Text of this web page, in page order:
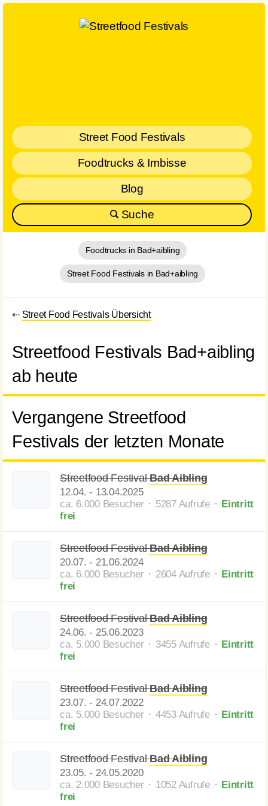
Street Food Festivals
Foodtrucks & Imbisse
Blog
Suche
Foodtrucks in Bad+aibling
Street Food Festivals in Bad+aibling
⇠ Street Food Festivals Übersicht
Streetfood Festivals Bad+aibling
ab heute
Vergangene Streetfood
Festivals der letzten Monate
Streetfood FestivalBad Aibling
12.04. - 13.04.2025
ca. 6.000 Besucher ⬝ 5287 Aufrufe ⬝ Eintritt
frei
Streetfood FestivalBad Aibling
20.07. - 21.06.2024
ca. 6.000 Besucher ⬝ 2604 Aufrufe ⬝ Eintritt
frei
Streetfood FestivalBad Aibling
24.06. - 25.06.2023
ca. 5.000 Besucher ⬝ 3455 Aufrufe ⬝ Eintritt
frei
Streetfood FestivalBad Aibling
23.07. - 24.07.2022
ca. 5.000 Besucher ⬝ 4453 Aufrufe ⬝ Eintritt
frei
Streetfood FestivalBad Aibling
23.05. - 24.05.2020
ca. 2.000 Besucher ⬝ 1052 Aufrufe ⬝ Eintritt
frei